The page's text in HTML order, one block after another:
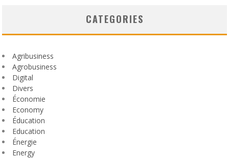
CATEGORIES
Agribusiness
Agrobusiness
Digital
Divers
Économie
Economy
Éducation
Education
Énergie
Energy